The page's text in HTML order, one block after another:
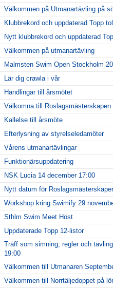
Välkommen på Utmanartävling på
Klubbrekord och uppdaterad Topp
Nytt klubbrekord och uppdaterad
Välkommen på utmanartävling
Malmsten Swim Open Stockholm
Lär dig crawla i vår
Handlingar till årsmötet
Välkomna till Roslagsmästerskapen
Kallelse till årsmöte
Efterlysning av styrelseledamöter
Vårens utmanartävlingar
Funktionärsuppdatering
NSK Lucia 14 december 17:00
Nytt datum för
Workshop kring Swimify 29
Sthlm Swim Meet Höst
Uppdaterade Topp 12-listor
Träff som simning, regler och
19:00
Välkommen till Utmanaren
Välkommen till Norrtäljedoppet på